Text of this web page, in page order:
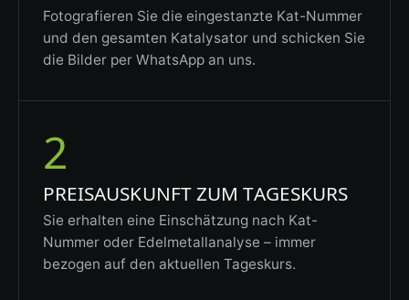
Fotografieren Sie die eingestanzte Kat-Nummer
und den gesamten Katalysator und schicken Sie
die Bilder per WhatsApp an uns.
2
PREISAUSKUNFT ZUM TAGESKURS
Sie erhalten eine Einschätzung nach Kat-
Nummer oder Edelmetallanalyse – immer
bezogen auf den aktuellen Tageskurs.